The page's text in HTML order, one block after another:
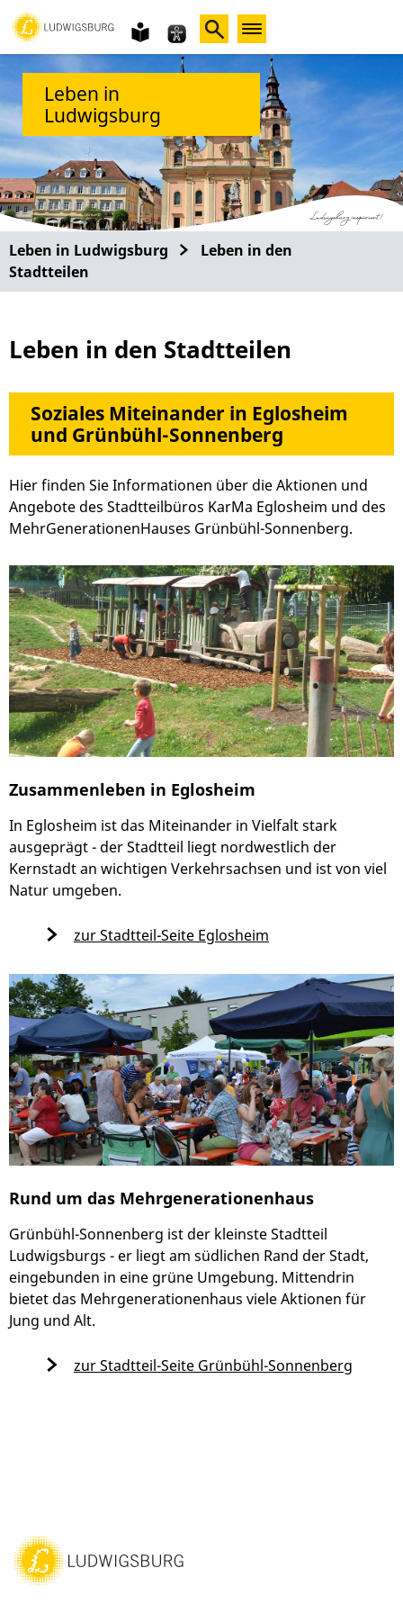
Gebärdensprache
leichte
Sprache
Leben in
Ludwigsburg
Leben in Ludwigsburg
Leben in den
Stadtteilen
Leben in den Stadtteilen
Soziales Miteinander in Eglosheim
und Grünbühl-Sonnenberg
Hier finden Sie Informationen über die Aktionen und
Angebote des Stadtteilbüros KarMa Eglosheim und des
MehrGenerationenHauses Grünbühl-Sonnenberg.
Zusammenleben in Eglosheim
In Eglosheim ist das Miteinander in Vielfalt stark
ausgeprägt - der Stadtteil liegt nordwestlich der
Kernstadt an wichtigen Verkehrsachsen und ist von viel
Natur umgeben.
zur Stadtteil-Seite Eglosheim
Rund um das Mehrgenerationenhaus
Grünbühl-Sonnenberg ist der kleinste Stadtteil
Ludwigsburgs - er liegt am südlichen Rand der Stadt,
eingebunden in eine grüne Umgebung. Mittendrin
bietet das Mehrgenerationenhaus viele Aktionen für
Jung und Alt.
zur Stadtteil-Seite Grünbühl-Sonnenberg